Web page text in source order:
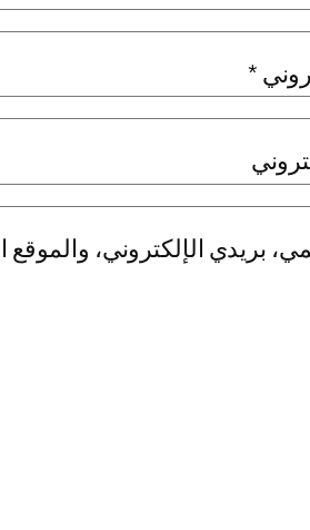
*
بريدي الإلكتروني، والموقع